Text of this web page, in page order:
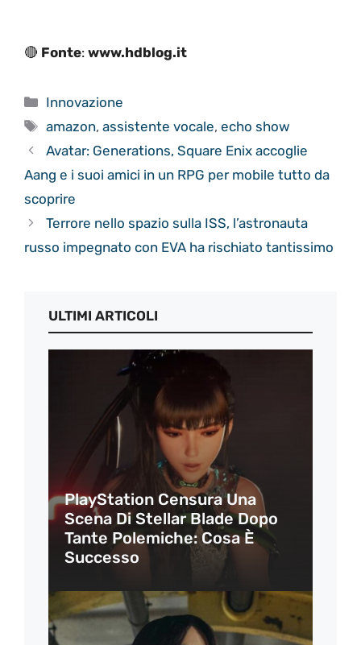
🔴 Fonte: www.hdblog.it
Categorie
Innovazione
Tag
amazon,assistente vocale,echo show
Avatar: Generations, Square Enix accoglie
Aang e i suoi amici in un RPG per mobile tutto da
scoprire
Terrore nello spazio sulla ISS, l’astronauta
russo impegnato con EVA ha rischiato tantissimo
ULTIMI ARTICOLI
PlayStation Censura Una
Scena Di Stellar Blade Dopo
Tante Polemiche: Cosa È
Successo